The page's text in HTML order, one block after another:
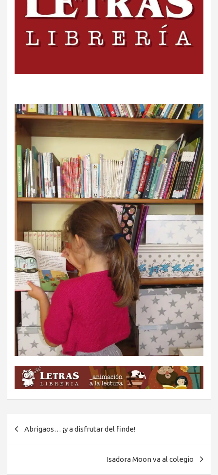
Abrigaos… ¡y a disfrutar del finde!
Isadora Moon va al colegio